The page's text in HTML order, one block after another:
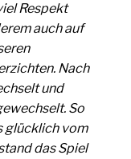
Respekt
auch auf
Nach
und
So
glücklich vom
das Spiel